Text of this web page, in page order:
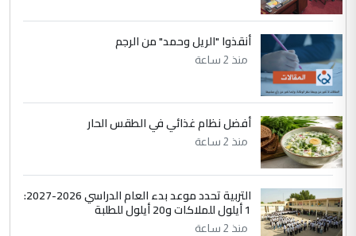
الموضوع :
لدينا اي حساب على الفيس بوك وتويتر
أنقذوا "الريل وحمد" من الرجم
منذ 2 ساعة
أفضل نظام غذائي في الطقس الحار
منذ 2 ساعة
التربية تحدد موعد بدء العام الدراسي 2026-2027:
1 أيلول للملاكات و20 أيلول للطلبة
منذ 2 ساعة